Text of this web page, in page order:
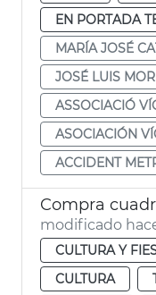
EN PORTADA
MARÍA JOSÉ
JOSÉ LUIS
ASSOCIACIÓ
ASOCIACIÓN
ACCIDENT
modificado
CULTURA Y
CULTURA